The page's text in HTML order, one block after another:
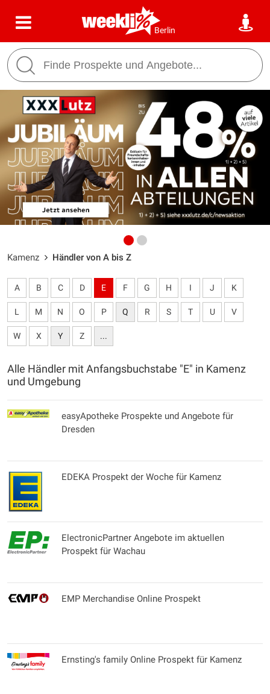
Berlin
Kamenz Händler von A bis Z
A B C D E F G H I J K
L M N O P Q R S T U V
W X Y Z ...
Alle Händler mit Anfangsbuchstabe "E" in Kamenz
und Umgebung
easyApotheke Prospekte und Angebote für
Dresden
EDEKA Prospekt der Woche für Kamenz
ElectronicPartner Angebote im aktuellen
Prospekt für Wachau
EMP Merchandise Online Prospekt
Ernsting's family Online Prospekt für Kamenz